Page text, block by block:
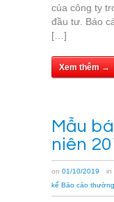
của công ty
đầu tư. Báo
[…]
Xem thêm →
Mẫu
niên
on 01/10/2019 in
kế Báo cáo